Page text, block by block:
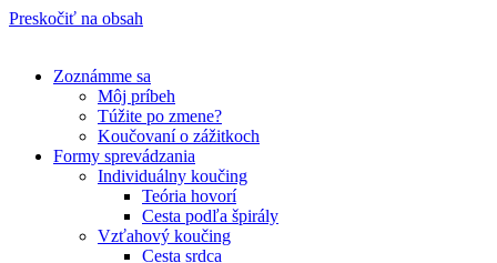
Preskočiť na obsah
Zoznámme sa
Môj príbeh
Túžite po zmene?
Koučovaní o zážitkoch
Formy sprevádzania
Individuálny koučing
Teória hovorí
Cesta podľa špirály
Vzťahový koučing
Cesta srdca